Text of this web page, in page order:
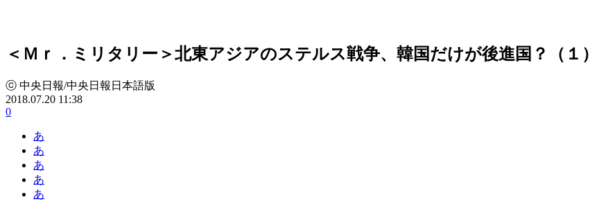
＜Ｍｒ．ミリタリー＞北東アジアのステルス戦争、韓国だけが後進国？（１）
ⓒ 中央日報/中央日報日本語版
2018.07.20 11:38
0
あ
あ
あ
あ
あ